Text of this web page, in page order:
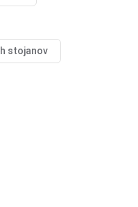
stojanov